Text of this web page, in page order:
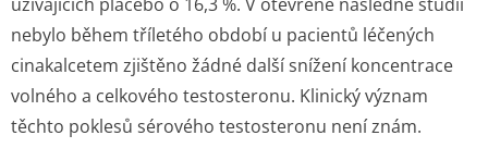
nebylo během tříletého období u pacientů léčených
cinakalcetem zjištěno žádné další snížení koncentrace
volného a celkového testosteronu. Klinický význam
těchto poklesů sérového testosteronu není znám.